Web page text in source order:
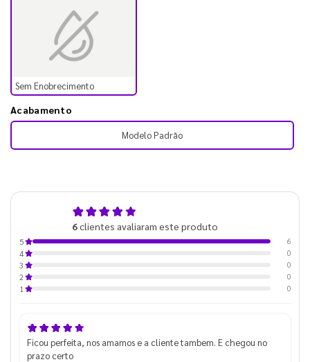
Sem Enobrecimento
Acabamento
Modelo Padrão
6clientes avaliaram este produto
5
6
4
0
3
0
2
0
1
0
Ficou perfeita, nos amamos e a cliente tambem. E chegou no
prazo certo